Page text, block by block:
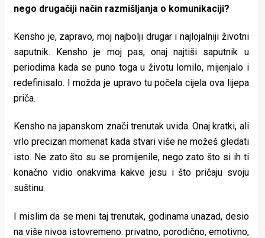
nego drugačiji način razmišljanja o komunikaciji?
Kensho je, zapravo, moj najbolji drugar i najlojalniji životni
saputnik. Kensho je moj pas, onaj najtiši saputnik u
periodima kada se puno toga u životu lomilo, mijenjalo i
redefinisalo. I možda je upravo tu počela cijela ova lijepa
priča.
Kensho na japanskom znači trenutak uvida. Onaj kratki, ali
vrlo precizan momenat kada stvari više ne možeš gledati
isto. Ne zato što su se promijenile, nego zato što si ih ti
konačno vidio onakvima kakve jesu i što pričaju svoju
suštinu.
I mislim da se meni taj trenutak, godinama unazad, desio
na više nivoa istovremeno: privatno, porodično, emotivno,